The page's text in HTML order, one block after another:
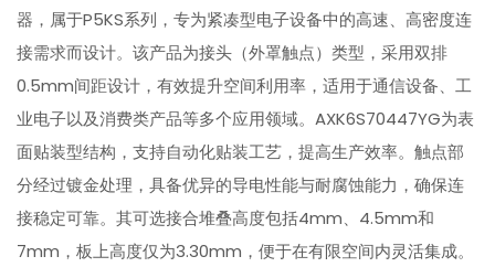
器，属于P5KS系列，专为紧凑型电子设备中的高速、高密度连
接需求而设计。该产品为接头（外罩触点）类型，采用双排
0.5mm间距设计，有效提升空间利用率，适用于通信设备、工
业电子以及消费类产品等多个应用领域。AXK6S70447YG为表
面贴装型结构，支持自动化贴装工艺，提高生产效率。触点部
分经过镀金处理，具备优异的导电性能与耐腐蚀能力，确保连
接稳定可靠。其可选接合堆叠高度包括4mm、4.5mm和
7mm，板上高度仅为3.30mm，便于在有限空间内灵活集成。